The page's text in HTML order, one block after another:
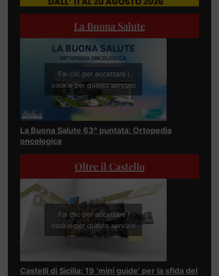
La Buona Salute
Fai clic per accettare i
cookie per questo servizio
La Buona Salute 63° puntata: Ortopedia
oncologica
Oltre il Castello
Fai clic per accettare i
cookie per questo servizio
Castelli di Sicilia: 19 ‘mini guide’ per la sfida del